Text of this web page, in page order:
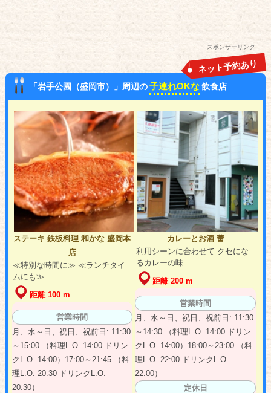
スポンサーリンク
「岩手公園（盛岡市）」周辺の子連れOKな 飲食店
ネット予約あり
ステーキ 鉄板料理 和かな 盛岡本
店
≪特別な時間に≫ ≪ランチタイ
ムにも≫
距離 100 m
営業時間
月、水～日、祝日、祝前日: 11:30
～15:00 （料理L.O. 14:00 ドリン
クL.O. 14:00）17:00～21:45 （料
理L.O. 20:30 ドリンクL.O.
20:30）
カレーとお酒 蕾
利用シーンに合わせて クセにな
るカレーの味
距離 200 m
営業時間
月、水～日、祝日、祝前日: 11:30
～14:30 （料理L.O. 14:00 ドリン
クL.O. 14:00）18:00～23:00 （料
理L.O. 22:00 ドリンクL.O.
22:00）
定休日